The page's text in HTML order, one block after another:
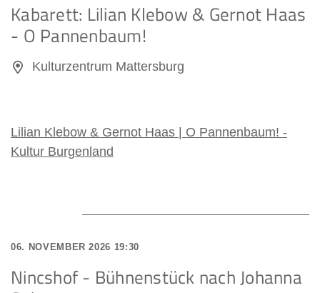
Kabarett: Lilian Klebow & Gernot Haas
- O Pannenbaum!
Kulturzentrum Mattersburg
Lilian Klebow & Gernot Haas | O Pannenbaum! -
Kultur Burgenland
06. NOVEMBER 2026 19:30
Nincshof - Bühnenstück nach Johanna